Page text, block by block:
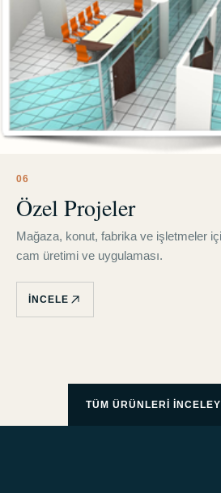
06
Özel Projeler
Mağaza, konut, fabrika ve işletmeler
cam üretimi ve uygulaması.
İNCELE
TÜM ÜRÜNLERI